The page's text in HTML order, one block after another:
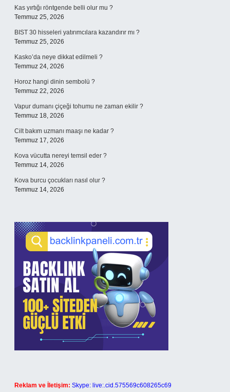
Kas yırtığı röntgende belli olur mu ?
Temmuz 25, 2026
BIST 30 hisseleri yatırımcılara kazandırır mı ?
Temmuz 25, 2026
Kasko’da neye dikkat edilmeli ?
Temmuz 24, 2026
Horoz hangi dinin sembolü ?
Temmuz 22, 2026
Vapur dumanı çiçeği tohumu ne zaman ekilir ?
Temmuz 18, 2026
Cilt bakım uzmanı maaşı ne kadar ?
Temmuz 17, 2026
Kova vücutta nereyi temsil eder ?
Temmuz 14, 2026
Kova burcu çocukları nasıl olur ?
Temmuz 14, 2026
Reklam ve İletişim: Skype: live:.cid.575569c608265c69